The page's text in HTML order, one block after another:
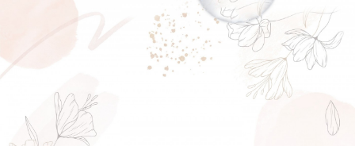
Перейти
к
содержанию